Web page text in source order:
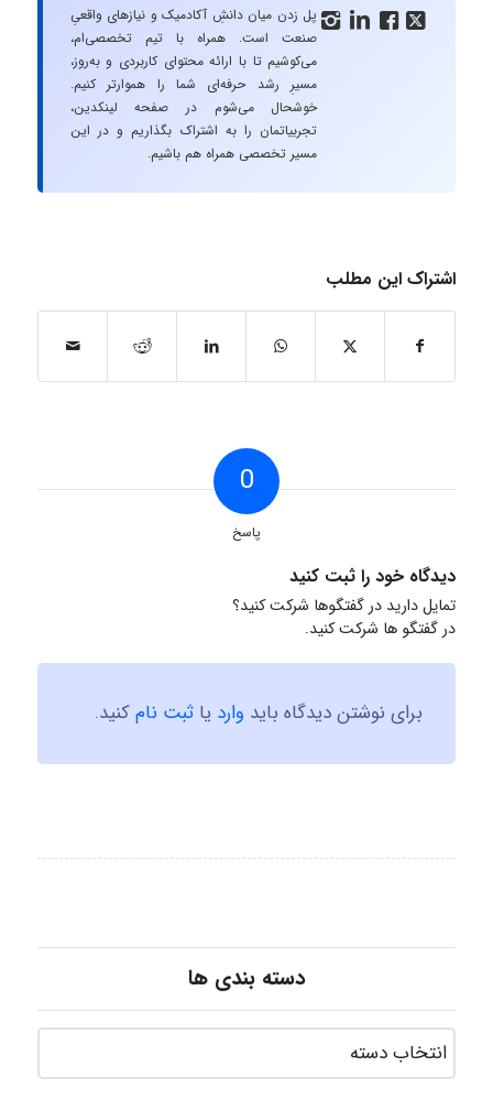
   
پل زدن میان دانشِ آکادمیک و نیازهای واقعیِ
صنعت است. همراه با تیم تخصصی‌ام،
می‌کوشیم تا با ارائه محتوای کاربردی و به‌روز،
مسیرِ رشد حرفه‌ای شما را هموارتر کنیم.
خوشحال می‌شوم در صفحه لینکدین،
تجربیاتمان را به اشتراک بگذاریم و در این
مسیر تخصصی همراه هم باشیم.
اشتراک این مطلب
0
پاسخ
دیدگاه خود را ثبت کنید
تمایل دارید در گفتگوها شرکت کنید؟
در گفتگو ها شرکت کنید.
برای نوشتن دیدگاه باید وارد یا ثبت نامکنید.
دسته بندی ها